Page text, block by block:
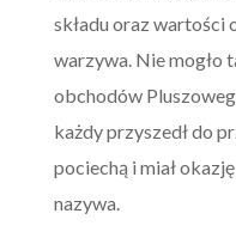
składu oraz wartości
warzywa. Nie mogło
obchodów
każdy przyszedł do
pociechą i miał
nazywa.